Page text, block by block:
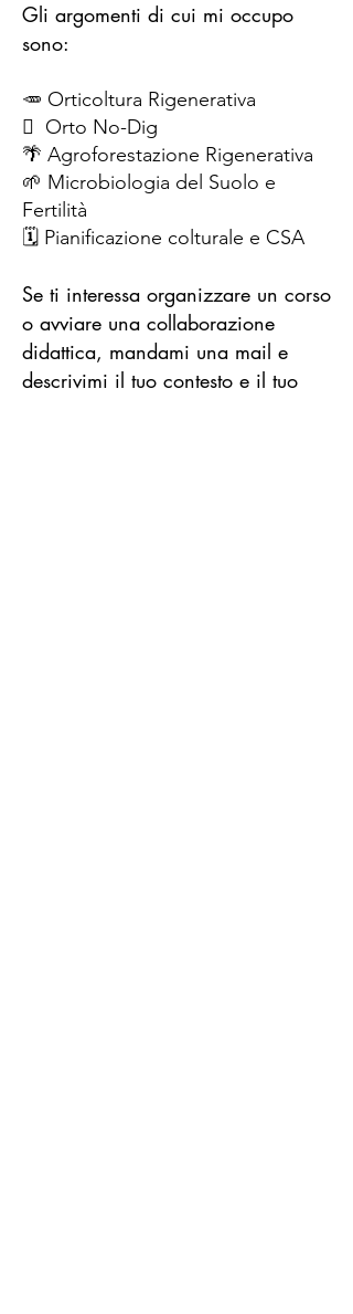
Gli argomenti di cui mi occupo
sono:
🥕 Orticoltura Rigenerativa
🪏 Orto No-Dig
🌴 Agroforestazione Rigenerativa
🌱 Microbiologia del Suolo e
Fertilità
🗓️ Pianificazione colturale e CSA
Se ti interessa organizzare un corso
o avviare una collaborazione
didattica, mandami una mail e
descrivimi il tuo contesto e il tuo